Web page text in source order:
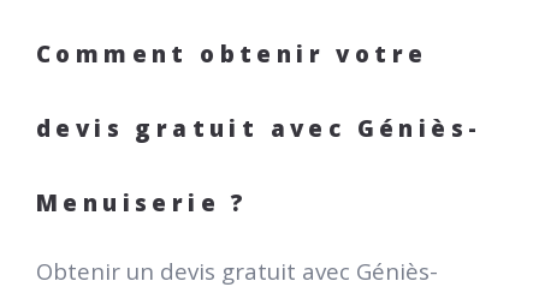
Comment obtenir votre
devis gratuit avec Géniès-
Menuiserie ?
Obtenir un devis gratuit avec Géniès-